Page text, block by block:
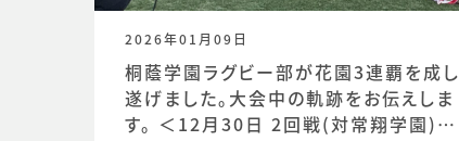
2026年01月09日
桐蔭学園ラグビー部が花園3連覇を成し
遂げました。大会中の軌跡をお伝えしま
す。 ＜12月30日 2回戦(対常翔学園)後